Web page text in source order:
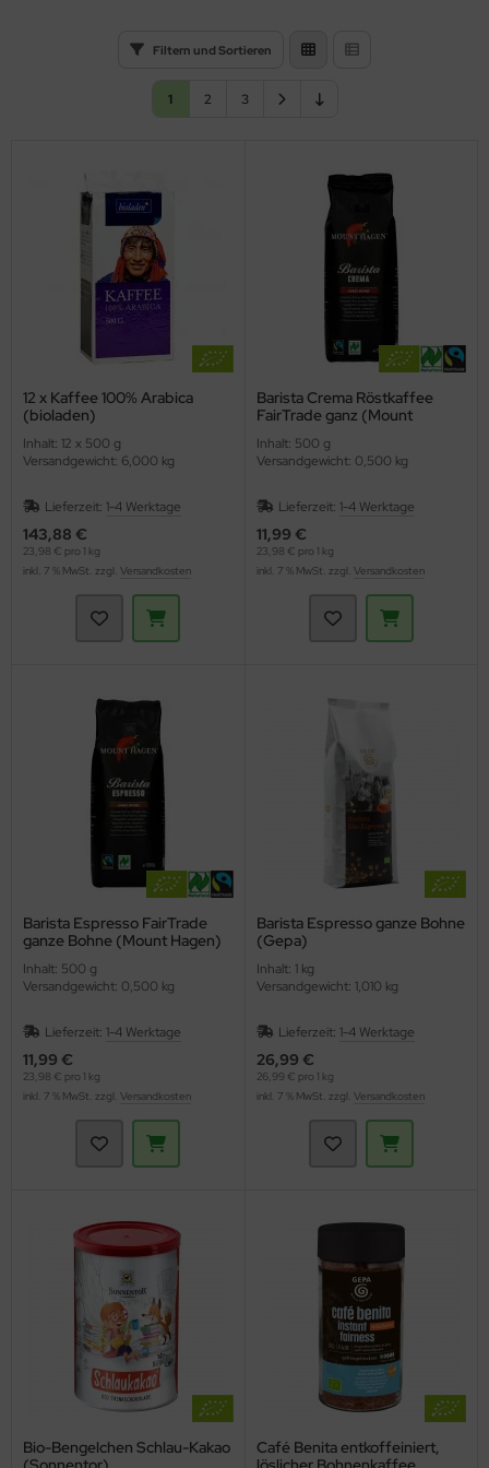
Filtern und Sortieren
1 2 3
12 x Kaffee 100% Arabica
(bioladen)
Inhalt: 12 x 500 g
Versandgewicht: 6,000 kg
Lieferzeit: 1-4 Werktage
143,88 €
23,98 € pro 1 kg
inkl. 7 % MwSt. zzgl. Versandkosten
Barista Crema Röstkaffee
FairTrade ganz (Mount
Inhalt: 500 g
Versandgewicht: 0,500 kg
Lieferzeit: 1-4 Werktage
11,99 €
23,98 € pro 1 kg
inkl. 7 % MwSt. zzgl. Versandkosten
Barista Espresso FairTrade
ganze Bohne (Mount Hagen)
Inhalt: 500 g
Versandgewicht: 0,500 kg
Lieferzeit: 1-4 Werktage
11,99 €
23,98 € pro 1 kg
inkl. 7 % MwSt. zzgl. Versandkosten
Barista Espresso ganze Bohne
(Gepa)
Inhalt: 1 kg
Versandgewicht: 1,010 kg
Lieferzeit: 1-4 Werktage
26,99 €
26,99 € pro 1 kg
inkl. 7 % MwSt. zzgl. Versandkosten
Bio-Bengelchen Schlau-Kakao
Café Benita entkoffeiniert,